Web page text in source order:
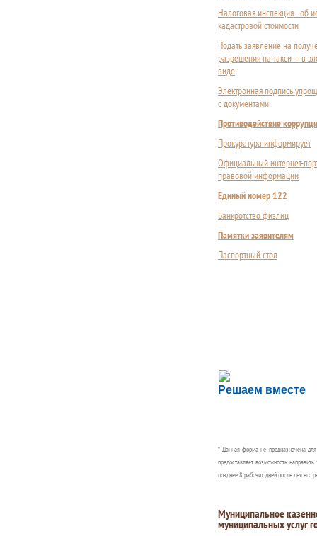
Налоговая инспекция - об
кадастровой стоимости
Подать заявление на
разрешения на такси — в
виде
Электронная подпись
с документами
Противодействие
Прокуратура информирует
Официальный интернет-
правовой информации
Единый номер 122
Банкротство физлиц
Памятки заявителям
Паспортный стол
Решаем вместе
Сложности с
Сообщите об этом
* Данная форма не предназначена
предоставляет возможность
позднее 8 рабочих дней после дня его
Муниципальное
муниципальных услуг